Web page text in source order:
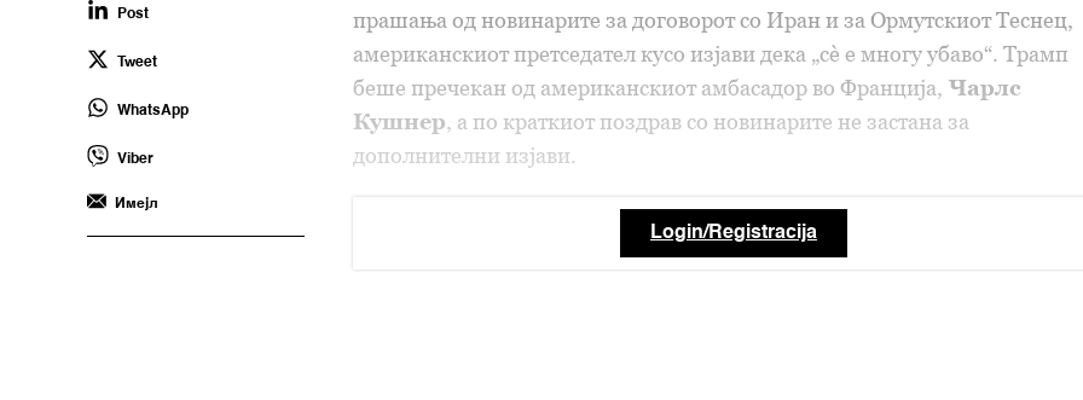
Post
Tweet
WhatsApp
Viber
Имејл
прашања од новинарите за договорот со Иран и за Ормутскиот Теснец,
американскиот претседател кусо изјави дека „сè е многу убаво“. Трамп
беше пречекан од американскиот амбасадор во Франција, Чарлс
Кушнер, а по краткиот поздрав со новинарите не застана за
дополнителни изјави.
Login/Registracija